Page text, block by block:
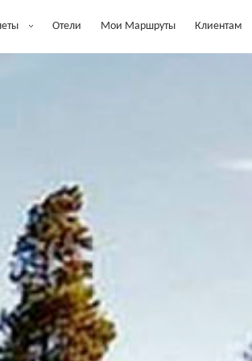
Отели Мои Маршруты Клиентам